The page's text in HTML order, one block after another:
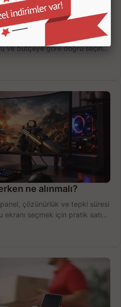
Olmalı? Doğru Seçim
24, 27 ve 32 inç ekranları
ve bütçeye göre doğru seçin,
ne alınmalı?
çözünürlük ve tepki süresi
seçmek için pratik satın